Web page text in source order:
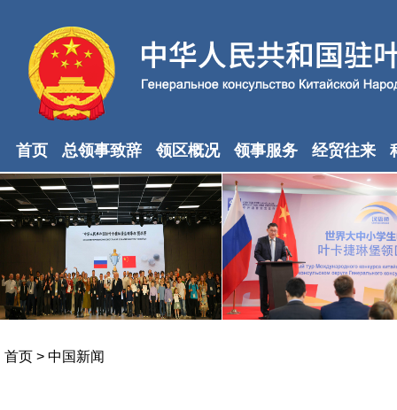
首页 总领事致辞 领区概况 领事服务 经贸往来
首页 > 中国新闻